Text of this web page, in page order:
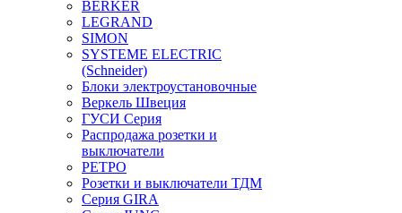
BERKER
LEGRAND
SIMON
SYSTEME ELECTRIC
(Schneider)
Блоки электроустановочные
Веркель Швеция
ГУСИ Серия
Распродажа розетки и
выключатели
РЕТРО
Розетки и выключатели ТДМ
Серия GIRA